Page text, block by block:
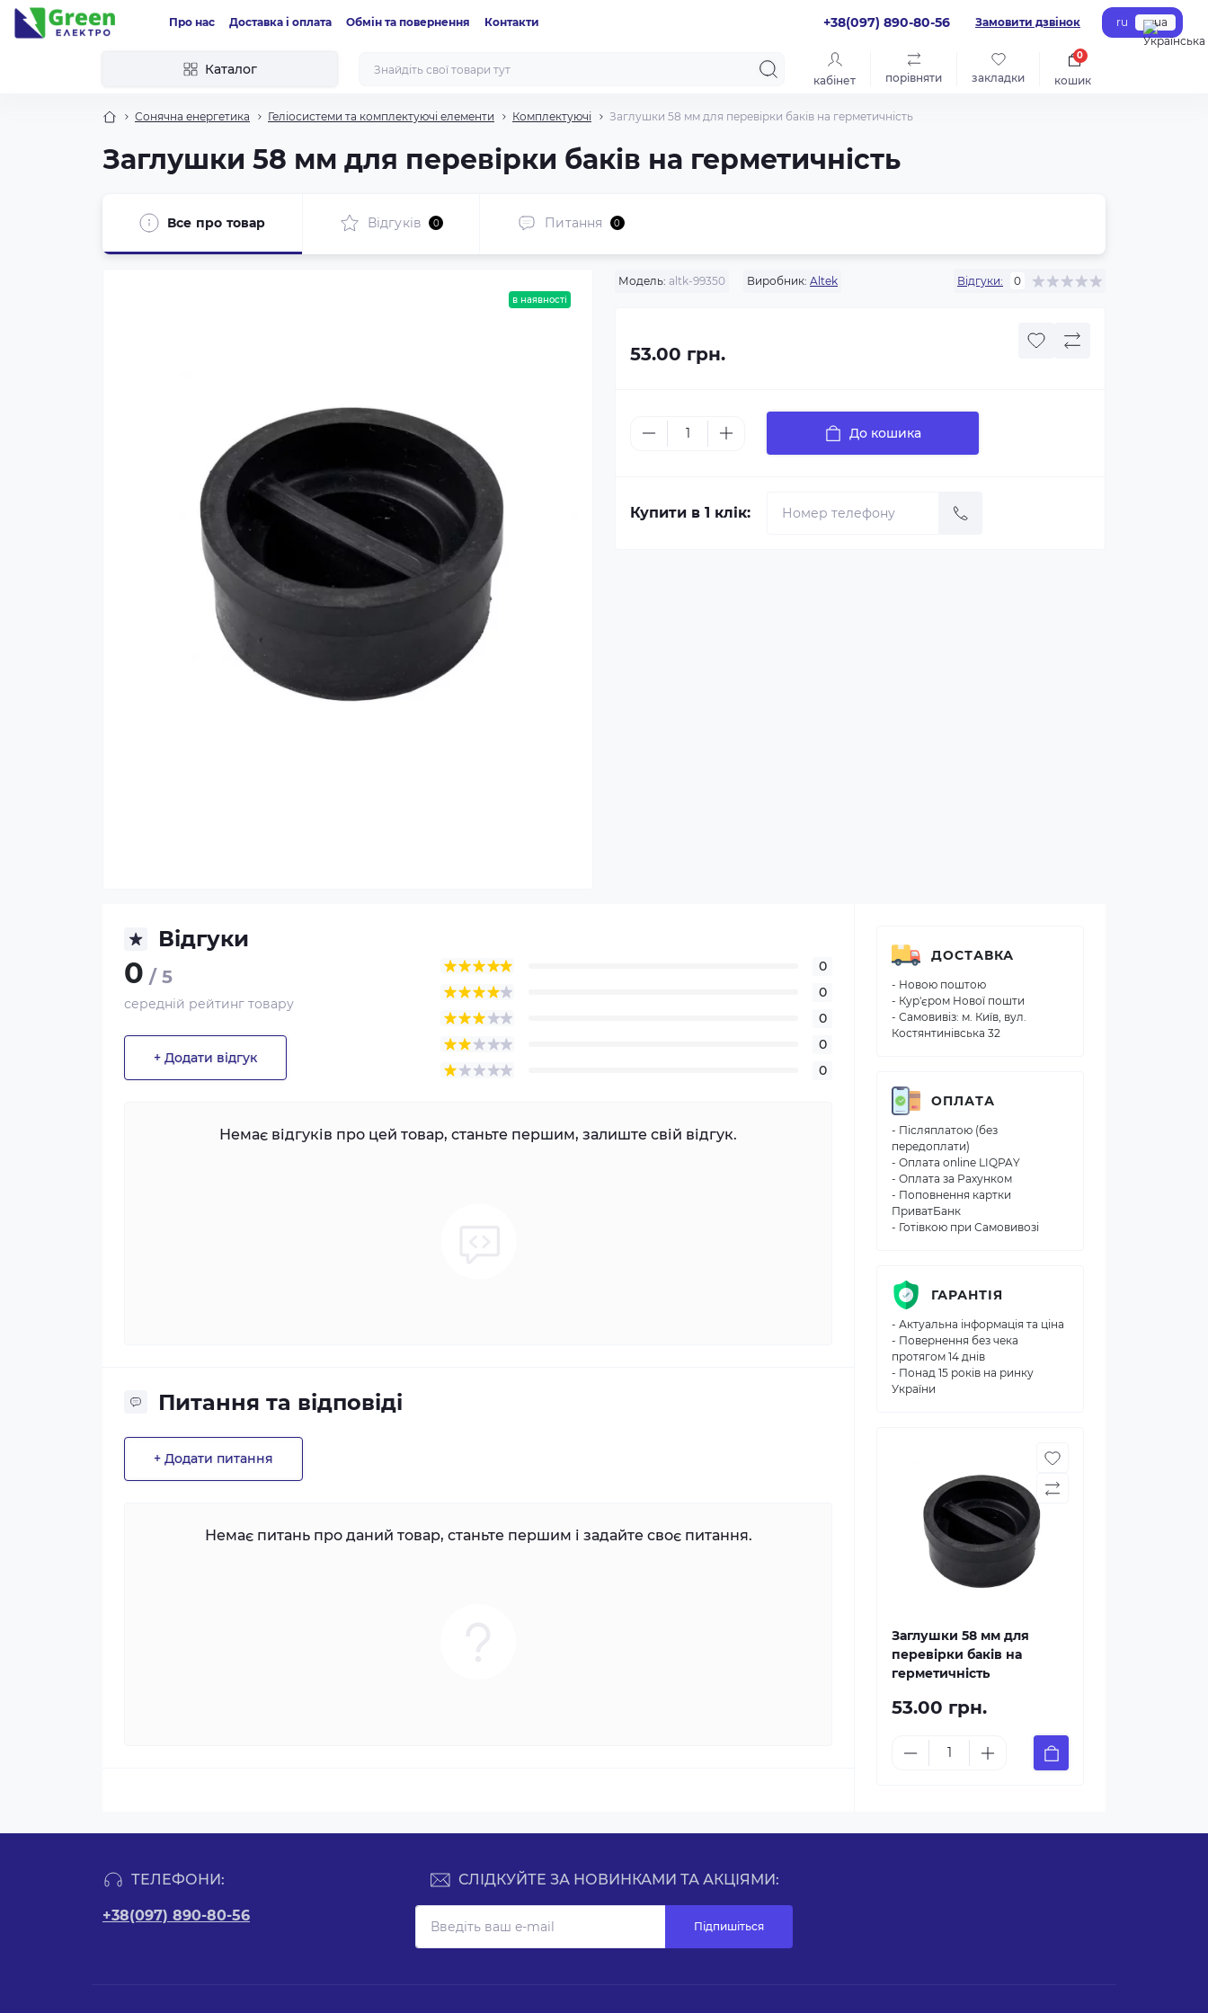
Про нас Доставка і оплата Обмін та повернення Контакти +38(097) 890-80-56 Замовити дзвінок ru ua
Каталог
кабінет порівняти закладки кошик
0
Сонячна енергетика Геліосистеми та комплектуючі елементи Комплектуючі Заглушки 58 мм для перевірки баків на герметичність
Заглушки 58 мм для перевірки баків на герметичність
Все про товар Відгуків 0 Питання 0
в наявності
Модель: altk-99350 Виробник: Altek Відгуки: 0
53.00 грн.
До кошика
Купити в 1 клік:
Відгуки
0 / 5
середній рейтинг товару
+ Додати відгук
0
0
0
0
0
Немає відгуків про цей товар, станьте першим, залиште свій відгук.
Питання та відповіді
+ Додати питання
Немає питань про даний товар, станьте першим і задайте своє питання.
ДОСТАВКА
- Новою поштою
- Кур'єром Нової пошти
- Самовивіз: м. Київ, вул.
Костянтинівська 32
ОПЛАТА
- Післяплатою (без
передоплати)
- Оплата online LIQPAY
- Оплата за Рахунком
- Поповнення картки
ПриватБанк
- Готівкою при Самовивозі
ГАРАНТІЯ
- Актуальна інформація та ціна
- Повернення без чека
протягом 14 днів
- Понад 15 років на ринку
України
Заглушки 58 мм для
перевірки баків на
герметичність
53.00 грн.
ТЕЛЕФОНИ:
+38(097) 890-80-56
СЛІДКУЙТЕ ЗА НОВИНКАМИ ТА АКЦІЯМИ:
Підпишіться